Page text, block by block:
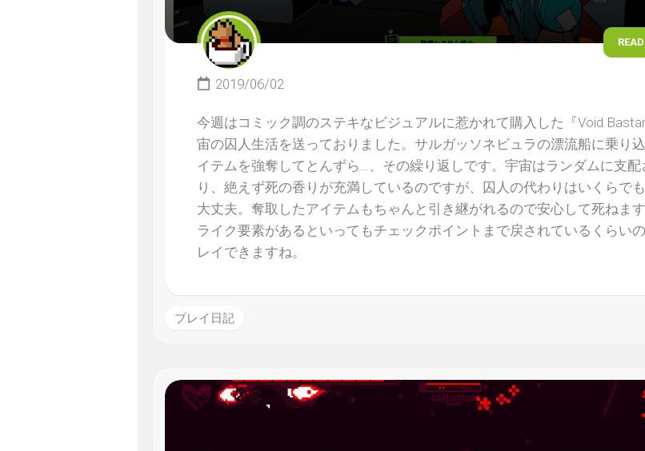
2019/06/02
今週はコミック調のステキなビジュアルに惹かれて購入した『Void
宙の囚人生活を送っておりました。サルガッソネビュラの漂流船に乗り
イテムを強奪してとんずら…、その繰り返しです。宇宙はランダムに支配
り、絶えず死の香りが充満しているのですが、囚人の代わりはいくらで
大丈夫。奪取したアイテムもちゃんと引き継がれるので安心して死ねま
ライク要素があるといってもチェックポイントまで戻されているくらい
レイできますね。
プレイ日記